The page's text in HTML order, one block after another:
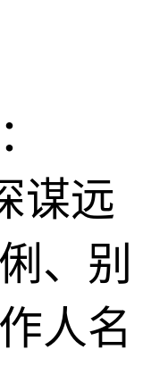
谋远
、别
人名